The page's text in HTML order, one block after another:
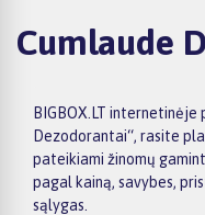
Cumlaude
BIGBOX.LT
Dezodorantai“, rasite
pateikiami žinomų
pagal kainą, savybes,
sąlygas.